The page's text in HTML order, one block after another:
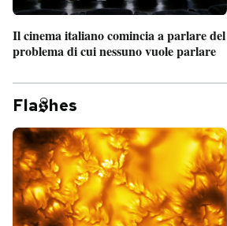
Il cinema italiano comincia a parlare del
problema di cui nessuno vuole parlare
Fla hes